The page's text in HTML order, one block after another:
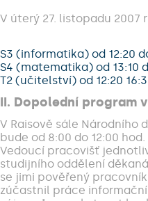
V úterý 27. listopadu 2007
S3 (informatika) od 12:20
S4 (matematika) od 13:10
T2 (učitelství) od 12:20
II. Dopolední program
V Raisově sále Národního
bude od 8:00 do 12:00
Vedoucí pracovišť
studijního oddělení
se jimi pověřený
zúčastnil práce